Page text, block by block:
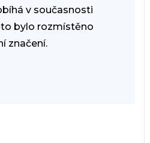
v současnosti
bylo rozmístěno
značení.